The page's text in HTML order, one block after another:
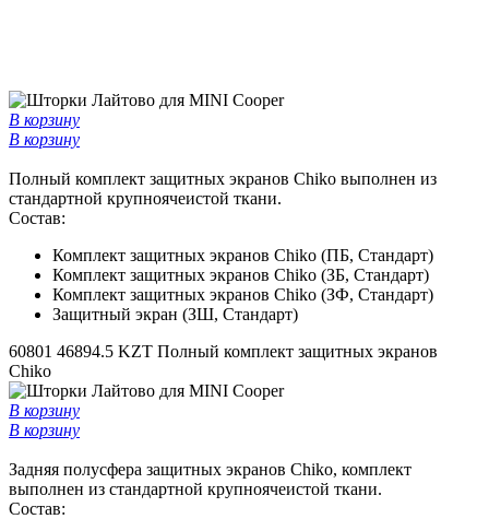
В корзину
В корзину
Полный комплект защитных экранов Chiko выполнен из
стандартной крупноячеистой ткани.
Состав:
Комплект защитных экранов Chiko (ПБ, Стандарт)
Комплект защитных экранов Chiko (ЗБ, Стандарт)
Комплект защитных экранов Chiko (ЗФ, Стандарт)
Защитный экран (ЗШ, Стандарт)
60801 46894.5 KZT Полный комплект защитных экранов
Chiko
В корзину
В корзину
Задняя полусфера защитных экранов Chiko, комплект
выполнен из стандартной крупноячеистой ткани.
Состав: